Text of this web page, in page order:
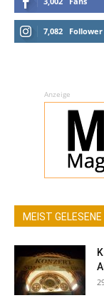
7,082 Follower
Anzeige
MEIST